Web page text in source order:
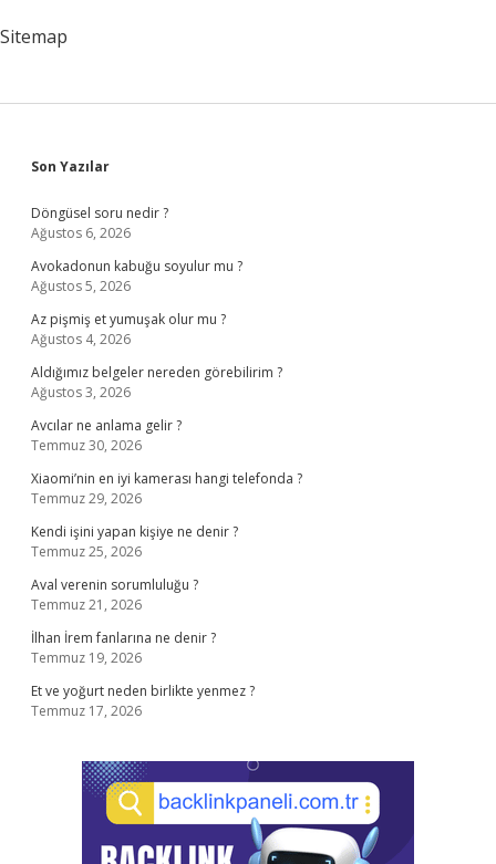
Sitemap
Sidebar
Son Yazılar
Döngüsel soru nedir ?
Ağustos 6, 2026
Avokadonun kabuğu soyulur mu ?
Ağustos 5, 2026
Az pişmiş et yumuşak olur mu ?
Ağustos 4, 2026
Aldığımız belgeler nereden görebilirim ?
Ağustos 3, 2026
Avcılar ne anlama gelir ?
Temmuz 30, 2026
Xiaomi’nin en iyi kamerası hangi telefonda ?
Temmuz 29, 2026
Kendi işini yapan kişiye ne denir ?
Temmuz 25, 2026
Aval verenin sorumluluğu ?
Temmuz 21, 2026
İlhan İrem fanlarına ne denir ?
Temmuz 19, 2026
Et ve yoğurt neden birlikte yenmez ?
Temmuz 17, 2026